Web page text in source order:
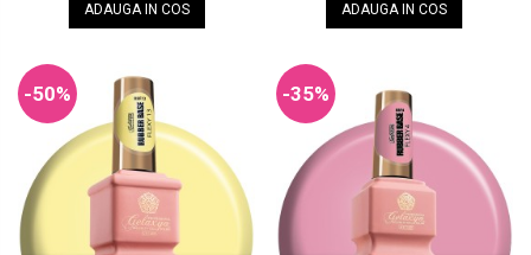
ADAUGA IN COS ADAUGA IN COS
-50% -35%